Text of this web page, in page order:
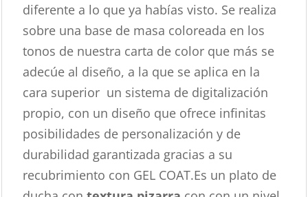
diferente a lo que ya habías visto. Se realiza
sobre una base de masa coloreada en los
tonos de nuestra carta de color que más se
adecúe al diseño, a la que se aplica en la
cara superior un sistema de digitalización
propio, con un diseño que ofrece infinitas
posibilidades de personalización y de
durabilidad garantizada gracias a su
recubrimiento con GEL COAT.Es un plato de